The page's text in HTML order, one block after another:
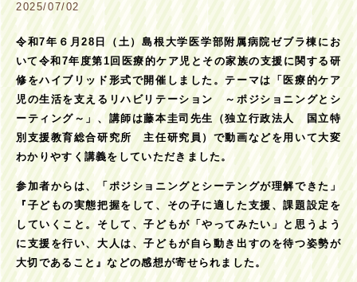
問い合わせ
2025/07/02
令和7年６月28日（土）島根大学医学部附属病院ゼブラ棟にお
いて令和7年度第1回医療的ケア児とその家族の支援に関する研
修をハイブリッド形式で開催しました。テーマは「医療的ケア
児の生活を支えるリハビリテーション ～ポジショニングとシ
ーティング～」、講師は藤本圭司先生（独立行政法人 国立特
別支援教育総合研究所 主任研究員）で動画などを用いて大変
わかりやすく講義をしていただきました。
参加者からは、「ポジショニングとシーテングが理解できた」
『子どもの実態把握をして、その子に適した支援、課題設定を
していくこと。そして、子どもが「やってみたい」と思うよう
に支援を行い、大人は、子どもが自ら動き出すのを待つ姿勢が
大切であること』などの感想が寄せられました。